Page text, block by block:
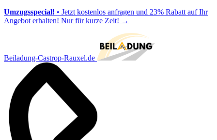
Umzugsspecial! • Jetzt kostenlos anfragen und 23% Rabatt auf Ihr
Angebot erhalten! Nur für kurze Zeit! →
Beiladung-Castrop-Rauxel.de